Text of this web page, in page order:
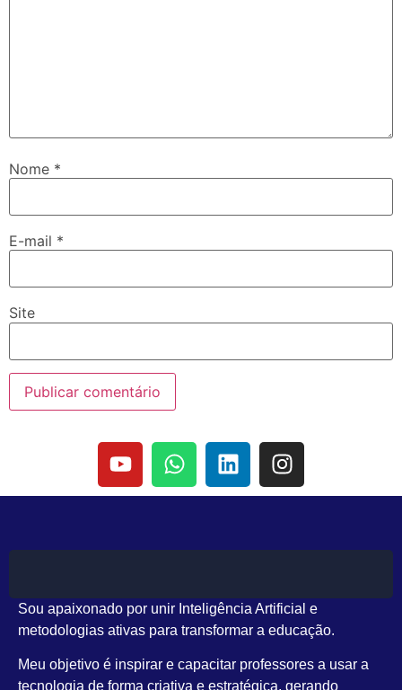
Nome *
E-mail *
Site
Sou apaixonado por unir Inteligência Artificial e
metodologias ativas para transformar a educação.
Meu objetivo é inspirar e capacitar professores a usar a
tecnologia de forma criativa e estratégica, gerando